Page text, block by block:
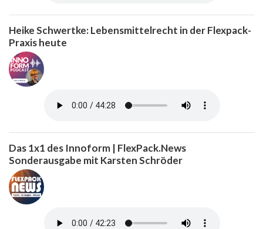
Heike Schwertke: Lebensmittelrecht in der Flexpack-
Praxis heute
Das 1x1 des Innoform | FlexPack.News
Sonderausgabe mit Karsten Schröder